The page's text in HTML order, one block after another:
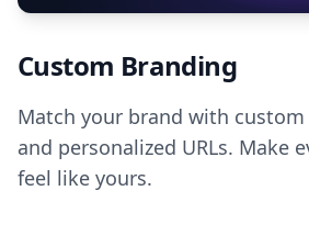
Custom Branding
Match your brand with
and personalized URLs. Make
feel like yours.